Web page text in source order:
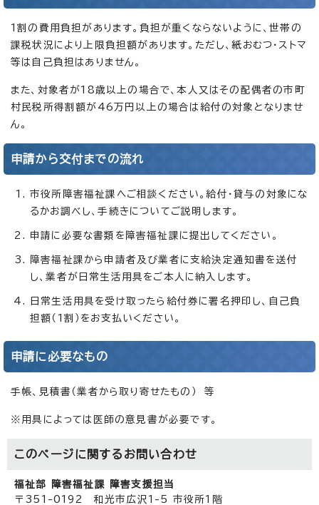
1割の費用負担があります。負担が重くならないように、世帯の
課税状況により上限負担額があります。ただし、紙おむつ・ストマ
等は自己負担はありません。
また、対象者が18歳以上の場合で、本人又はその配偶者の市町
村民税所得割額が46万円以上の場合は給付の対象となりませ
ん。
申請から交付までの流れ
市役所障害福祉課へご相談ください。給付・貸与の対象にな
るかお調べし、手続きについてご説明します。
申請に必要な書類を障害福祉課に提出してください。
障害福祉課から申請者及び業者に支給決定通知書を送付
し、業者が日常生活用具をご本人に納入します。
日常生活用具を受け取ったら給付券に署名押印し、自己負
担額（1割）をお支払いください。
申請に必要なもの
手帳、見積書（業者から取り寄せたもの） 等
※用具によっては医師の意見書が必要です。
このページに関する お問い合わせ
福祉部 障害福祉課 障害支援担当
〒351-0192 和光市広沢1-5 市役所1階